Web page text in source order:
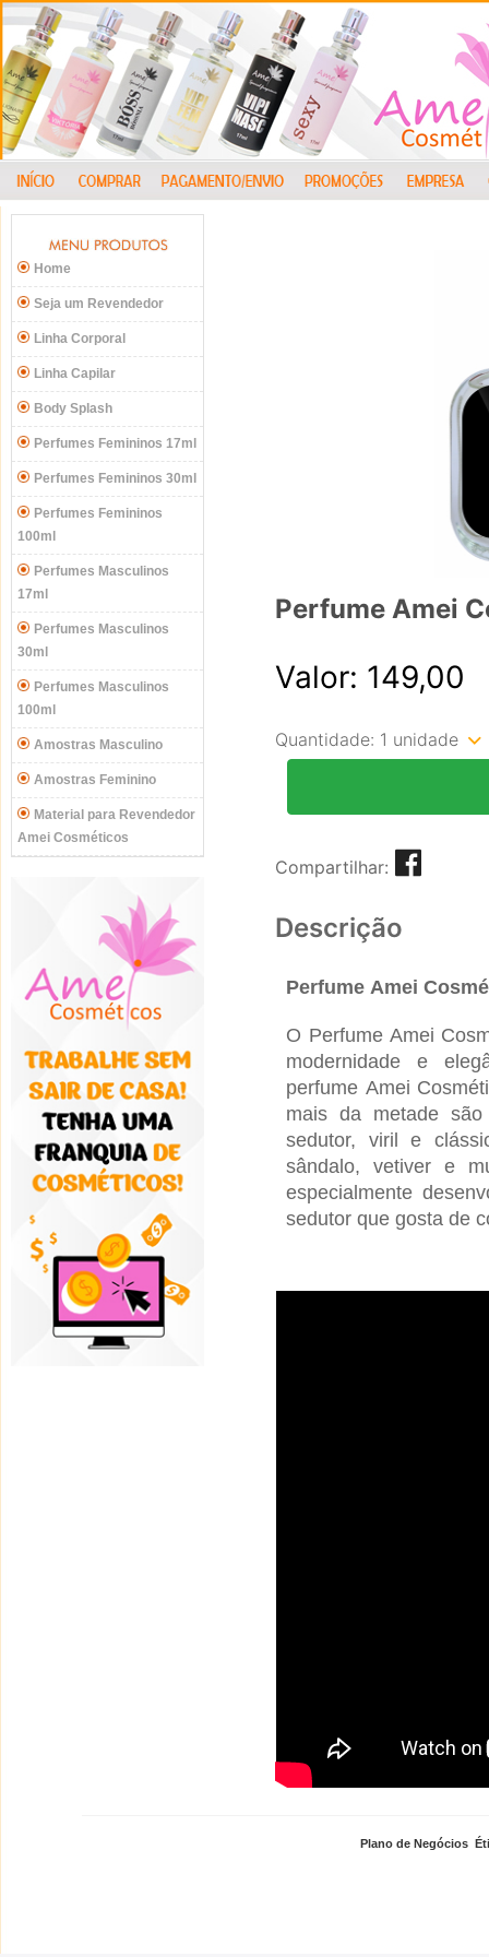
Home
Seja um Revendedor
Linha Corporal
Linha Capilar
Body Splash
Perfumes Femininos 17ml
Perfumes Femininos 30ml
Perfumes Femininos
100ml
Perfumes Masculinos
17ml
Perfumes Masculinos
30ml
Perfumes Masculinos
100ml
Amostras Masculino
Amostras Feminino
Material para Revendedor
Amei Cosméticos
Perfume Amei
Valor: 149,00
Quantidade: 1 unidade
Compartilhar:
Descrição
Perfume Amei
O Perfume Amei
modernidade e
perfume Amei
mais da metade
sedutor, viril e
sândalo, vetiver e
especialmente
sedutor que gosta de
Plano de Negócios ,